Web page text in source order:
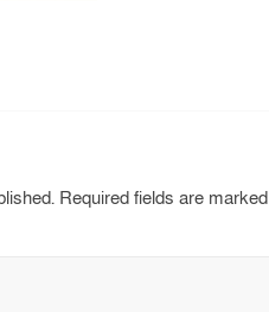
Required fields are marked